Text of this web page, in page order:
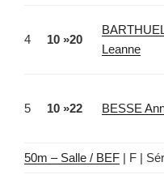
4 10 »20
Leanne
5 10 »22 BESSE
50m – Salle / BEF | F |